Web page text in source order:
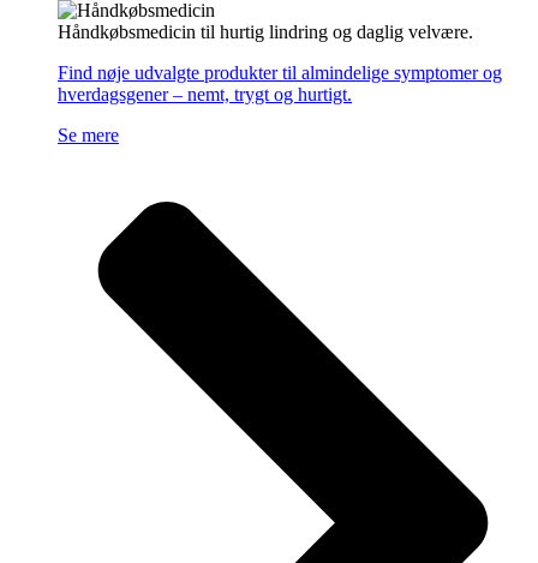
Håndkøbsmedicin til hurtig lindring og daglig velvære.
Find nøje udvalgte produkter til almindelige symptomer og
hverdagsgener – nemt, trygt og hurtigt.
Se mere